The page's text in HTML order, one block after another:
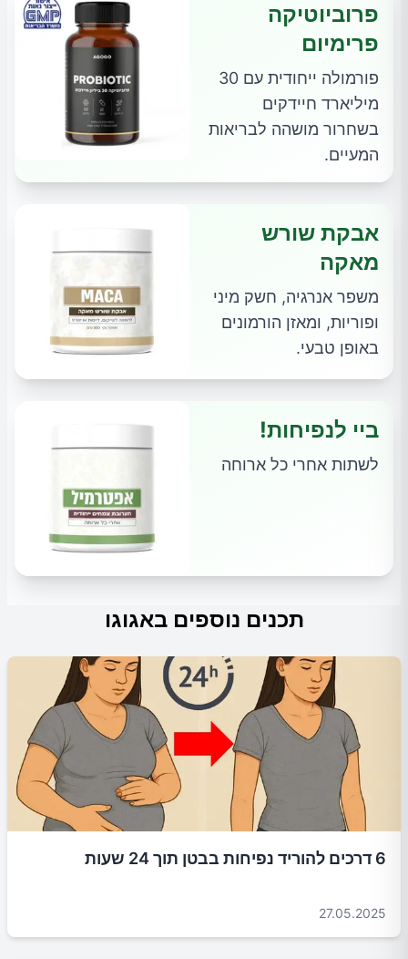
פרוביוטיקה
פרימיום
פורמולה ייחודית עם 30
מיליארד חיידקים
בשחרור מושהה לבריאות
המעיים.
אבקת שורש
מאקה
משפר אנרגיה, חשק מיני
ופוריות, ומאזן הורמונים
באופן טבעי.
ביי לנפיחות!
לשתות אחרי כל ארוחה
תכנים נוספים באגוגו
6 דרכים להוריד נפיחות בבטן תוך 24 שעות
27.05.2025